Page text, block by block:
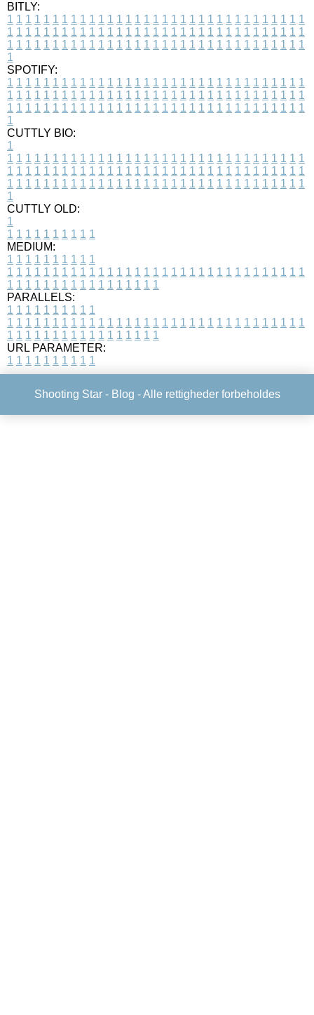
BITLY:
1 1 1 1 1 1 1 1 1 1 1 1 1 1 1 1 1 1 1 1 1 1 1 1 1 1 1 1 1 1 1 1 1
1 1 1 1 1 1 1 1 1 1 1 1 1 1 1 1 1 1 1 1 1 1 1 1 1 1 1 1 1 1 1 1 1
1 1 1 1 1 1 1 1 1 1 1 1 1 1 1 1 1 1 1 1 1 1 1 1 1 1 1 1 1 1 1 1 1
1
SPOTIFY:
1 1 1 1 1 1 1 1 1 1 1 1 1 1 1 1 1 1 1 1 1 1 1 1 1 1 1 1 1 1 1 1 1
1 1 1 1 1 1 1 1 1 1 1 1 1 1 1 1 1 1 1 1 1 1 1 1 1 1 1 1 1 1 1 1 1
1 1 1 1 1 1 1 1 1 1 1 1 1 1 1 1 1 1 1 1 1 1 1 1 1 1 1 1 1 1 1 1 1
1
CUTTLY BIO:
1
1 1 1 1 1 1 1 1 1 1 1 1 1 1 1 1 1 1 1 1 1 1 1 1 1 1 1 1 1 1 1 1 1
1 1 1 1 1 1 1 1 1 1 1 1 1 1 1 1 1 1 1 1 1 1 1 1 1 1 1 1 1 1 1 1 1
1 1 1 1 1 1 1 1 1 1 1 1 1 1 1 1 1 1 1 1 1 1 1 1 1 1 1 1 1 1 1 1 1
1
CUTTLY OLD:
1
1 1 1 1 1 1 1 1 1 1
MEDIUM:
1 1 1 1 1 1 1 1 1 1
1 1 1 1 1 1 1 1 1 1 1 1 1 1 1 1 1 1 1 1 1 1 1 1 1 1 1 1 1 1 1 1 1
1 1 1 1 1 1 1 1 1 1 1 1 1 1 1 1 1
PARALLELS:
1 1 1 1 1 1 1 1 1 1
1 1 1 1 1 1 1 1 1 1 1 1 1 1 1 1 1 1 1 1 1 1 1 1 1 1 1 1 1 1 1 1 1
1 1 1 1 1 1 1 1 1 1 1 1 1 1 1 1 1
URL PARAMETER:
1 1 1 1 1 1 1 1 1 1
Shooting Star - Blog - Alle rettigheder forbeholdes